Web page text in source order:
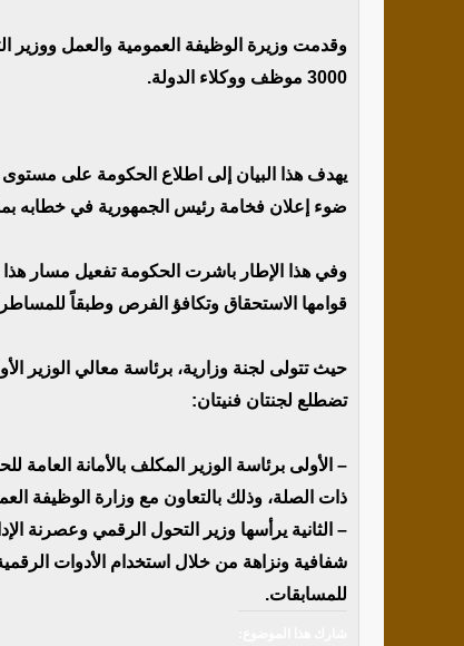
وقدمت وزيرة الوظيفة العمومية والعمل ووزير
3000 موظف ووكلاء الدولة.
ضوء إعلان فخامة رئيس الجمهورية في خطابه بمناسبة
وفي هذا الإطار باشرت الحكومة تفعيل مسار هذا
قوامها الاستحقاق وتكافؤ الفرص وطبقاً
حيث تتولى لجنة وزارية، برئاسة معالي الوزير
تضطلع لجنتان فنيتان:
– الأولى برئاسة الوزير المكلف بالأمانة العامة
ذات الصلة، وذلك بالتعاون مع وزارة الوظيفة
– الثانية يرأسها وزير التحول الرقمي وعصرنة
شفافية ونزاهة من خلال استخدام الأدوات
للمسابقات.